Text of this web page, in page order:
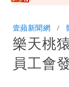
「終
白海豚
變強
壹蘋新聞網
樂天桃
員工會